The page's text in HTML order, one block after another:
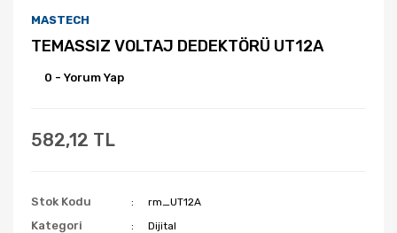
MASTECH
TEMASSIZ VOLTAJ DEDEKTÖRÜ UT12A
0 - Yorum Yap
582,12 TL
Stok Kodu rm_UT12A
Kategori Dijital